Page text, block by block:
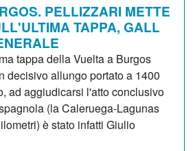
PELLIZZARI METTE
TAPPA, GALL
tappa della Vuelta a Burgos
decisivo allungo portato a 1400
ad aggiudicarsi l'atto conclusivo
(la Caleruega-Lagunas
è stato infatti Giulio